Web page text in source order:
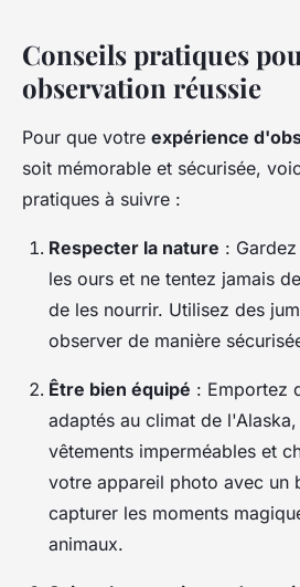
Conseils pratiques
observation réussie
Pour que votre expérience
soit mémorable et sécurisée,
pratiques à suivre :
Respecter la nature :
les ours et ne tentez jamais
de les nourrir. Utilisez des
observer de manière
Être bien équipé : Emportez
adaptés au climat de
vêtements imperméables et
votre appareil photo avec un
capturer les moments
animaux.